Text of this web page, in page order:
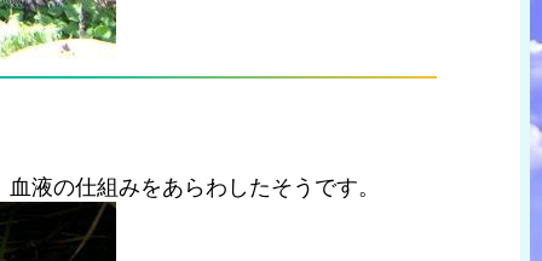
液の仕組みをあらわしたそうです。